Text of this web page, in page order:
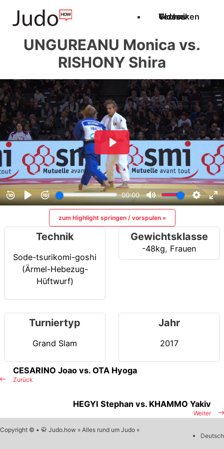
Techniken
Videos
Glossar
UNGUREANU Monica vs.
RISHONY Shira
zum Highlight springen / vorspulen »
Technik
Sode-tsurikomi-goshi
(Ärmel-Hebezug-
Hüftwurf)
Gewichtsklasse
-48kg, Frauen
Turniertyp
Grand Slam
Jahr
2017
Zurück
CESARINO Joao vs. OTA Hyoga
Weiter
HEGYI Stephan vs. KHAMMO Yakiv
Copyright © • 🥋 Judo.how » Alles rund um Judo «
Deutsch